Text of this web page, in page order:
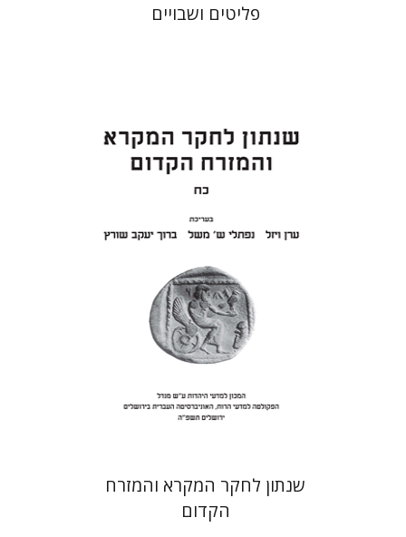
פליטים ושבויים
ערן ויזל נפתלי ש' משל
ברוך
$46
$41
שנתון לחקר המקרא והמזרח
הקדום